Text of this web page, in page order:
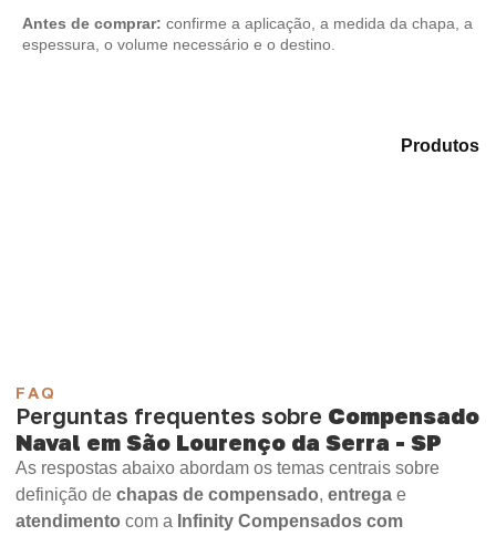
Antes de comprar: confirme a aplicação, a medida da chapa, a
espessura, o volume necessário e o destino.
Produtos
FAQ
Perguntas frequentes sobre Compensado
Naval em São Lourenço da Serra - SP
As respostas abaixo abordam os temas centrais sobre
definição de chapas de compensado, entrega e
atendimento com a Infinity Compensados com